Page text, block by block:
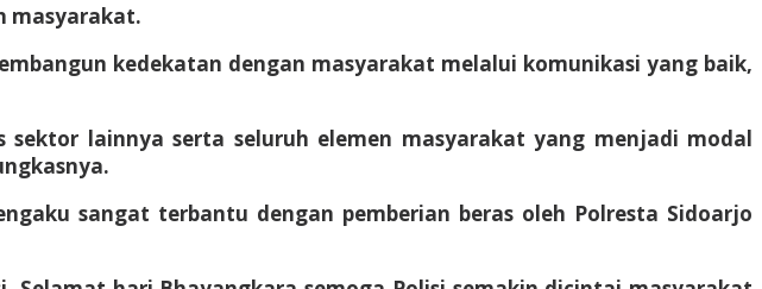
masyarakat.
kedekatan dengan masyarakat melalui komunikasi yang baik,
lainnya serta seluruh elemen masyarakat yang menjadi modal
sangat terbantu dengan pemberian beras oleh Polresta Sidoarjo